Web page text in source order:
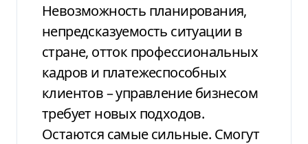
Невозможность планирования,
непредсказуемость ситуации в
стране, отток профессиональных
кадров и платежеспособных
клиентов – управление бизнесом
требует новых подходов.
Остаются самые сильные. Смогут